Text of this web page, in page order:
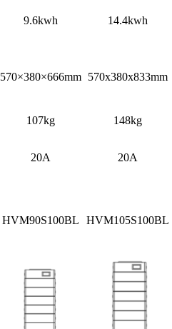
9.6kwh 14.4kwh
570×380×666mm 570x380x833mm
107kg 148kg
20A 20A
HVM90S100BL HVM105S100BL